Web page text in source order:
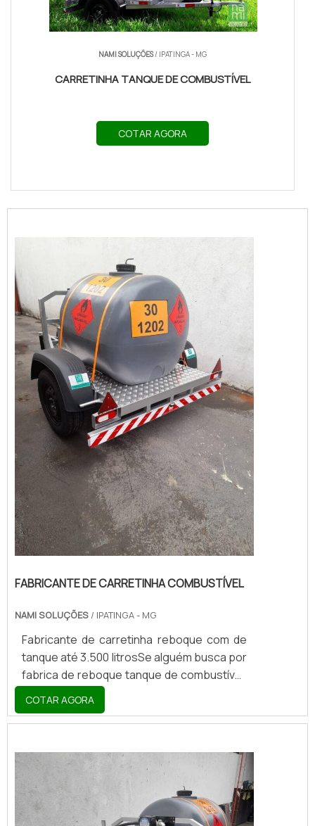
NAMI SOLUÇÕES/ IPATINGA - MG
CARRETINHA TANQUE DE COMBUSTÍVEL
COTAR AGORA
FABRICANTE DE CARRETINHA COMBUSTÍVEL
NAMI SOLUÇÕES / IPATINGA - MG
Fabricante de carretinha reboque com de
tanque até 3.500 litrosSe alguém busca por
fabrica de reboque tanque de combustível,
achará no website da Nami Solucoes.
Realizando uma cotação por meio da
plataforma de divulgação das indústrias e
certo é aqui ! Quando o assunto é fabrica
de reboque tanque de combustível , com os
profissionais da Nami Solucoes receberá
precisão com comprometimento com ...
COTAR AGORA